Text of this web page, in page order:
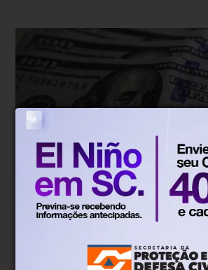
Economia Há 3 dias
Ajuda internacional
23,1% em 2025, o maior
EUA sozinhos representam três